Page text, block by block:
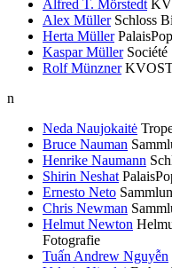
Alfred T. Mörstedt
Alex Müller Schloss
Herta Müller
Kaspar Müller Société
Rolf Münzner
n
Neda Naujokaitė
Bruce Nauman
Henrike Naumann
Shirin Neshat
Ernesto Neto
Chris Newman
Helmut Newton
Fotografie
Tuấn Andrew Nguyễn